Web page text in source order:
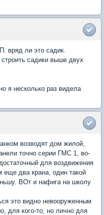
вряд ли это садик.
садики выше двух
я несколько раз видела
возводят дом жилой,
точно серии ГМС 1, во-
для воздвижения
еще два крана, один такой
ВОт и нафига на школу
это видно невооруженным
для кого-то, но лично для